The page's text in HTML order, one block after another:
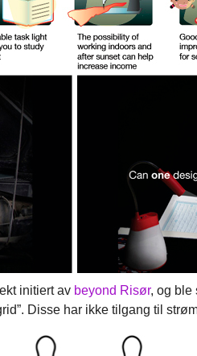
initiert av beyond Risør, og ble
Disse har ikke tilgang til